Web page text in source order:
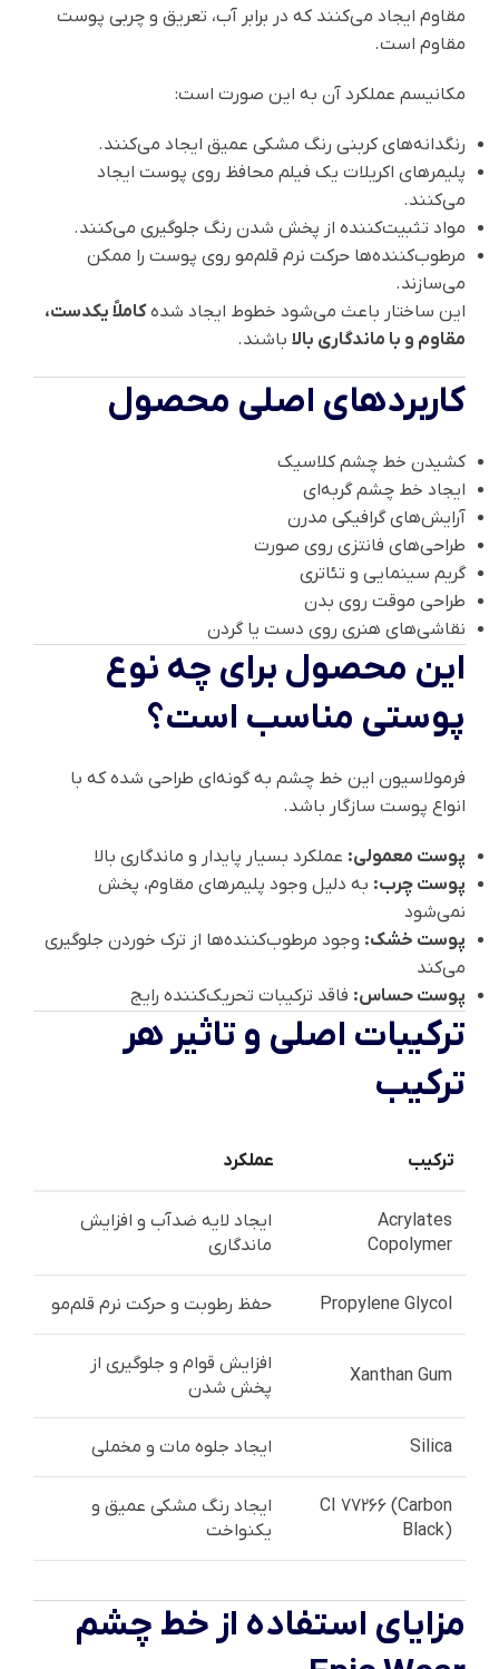
مقاوم ایجاد می‌کنند که در برابر آب، تعریق و چربی پوست
مقاوم است.
مکانیسم عملکرد آن به این صورت است:
رنگدانه‌های کربنی رنگ مشکی عمیق ایجاد می‌کنند.
پلیمرهای اکریلات یک فیلم محافظ روی پوست ایجاد
می‌کنند.
مواد تثبیت‌کننده از پخش شدن رنگ جلوگیری می‌کنند.
مرطوب‌کننده‌ها حرکت نرم قلم‌مو روی پوست را ممکن
می‌سازند.
این ساختار باعث می‌شود خطوط ایجاد شدهکاملاً یکدست،
مقاوم و با ماندگاری بالا باشند.
کاربردهای اصلی محصول
کشیدن خط چشم کلاسیک
ایجاد خط چشم گربه‌ای
آرایش‌های گرافیکی مدرن
طراحی‌های فانتزی روی صورت
گریم سینمایی و تئاتری
طراحی موقت روی بدن
نقاشی‌های هنری روی دست یا گردن
این محصول برای چه نوع
پوستی مناسب است؟
فرمولاسیون این خط چشم به گونه‌ای طراحی شده که با
انواع پوست سازگار باشد.
پوست معمولی: عملکرد بسیار پایدار و ماندگاری بالا
پوست چرب: به دلیل وجود پلیمرهای مقاوم، پخش
نمی‌شود
پوست خشک: وجود مرطوب‌کننده‌ها از ترک خوردن جلوگیری
می‌کند
پوست حساس: فاقد ترکیبات تحریک‌کننده رایج
ترکیبات اصلی و تاثیر هر
ترکیب
ترکیب عملکرد
Acrylates
Copolymer
ایجاد لایه ضدآب و افزایش
ماندگاری
Propylene Glycol حفظ رطوبت و حرکت نرم قلم‌مو
Xanthan Gum
افزایش قوام و جلوگیری از
پخش شدن
Silica ایجاد جلوه مات و مخملی
CI 77266 (Carbon
Black)
ایجاد رنگ مشکی عمیق و
یکنواخت
مزایای استفاده از خط چشم